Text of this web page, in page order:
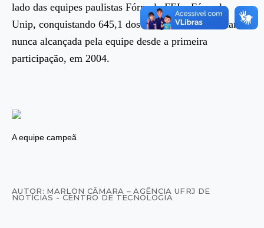
lado das equipes paulistas Fórmula FEI e Fórmula
Unip, conquistando 645,1 dos mil pontos totais, marca
nunca alcançada pela equipe desde a primeira
participação, em 2004.
A equipe campeã
AUTOR: MARLON CÂMARA – AGÊNCIA UFRJ DE
NOTÍCIAS - CENTRO DE TECNOLOGIA